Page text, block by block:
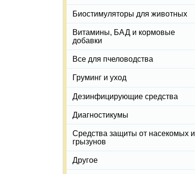
Биостимуляторы для животных
Витамины, БАД и кормовые
добавки
Все для пчеловодства
Груминг и уход
Дезинфицирующие средства
Диагностикумы
Средства защиты от насекомых и
грызунов
Другое